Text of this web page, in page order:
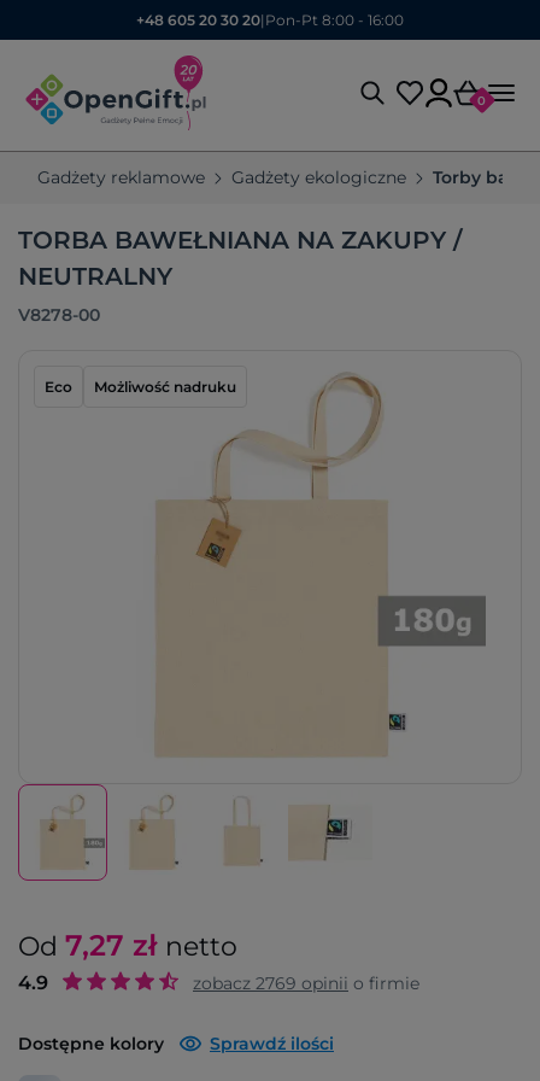
+48 605 20 30 20| Pon-Pt 8:00 - 16:00
0
Gadżety reklamowe Gadżety ekologiczne Torby
TORBA BAWEŁNIANA NA ZAKUPY /
NEUTRALNY
V8278-00
Eco Możliwość nadruku
Od 7,27 zł netto
4.9 zobacz 2769 opinii o firmie
Dostępne kolory Sprawdź ilości